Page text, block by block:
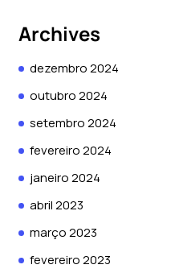
Archives
dezembro 2024
outubro 2024
setembro 2024
fevereiro 2024
janeiro 2024
abril 2023
março 2023
fevereiro 2023